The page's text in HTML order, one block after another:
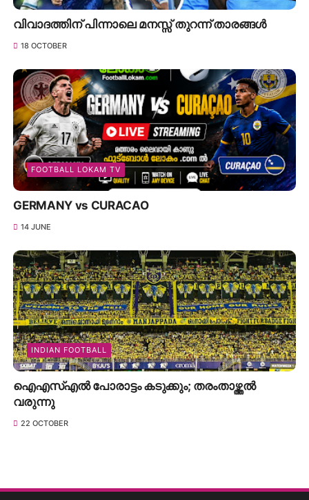
വിവാദത്തിന് പിന്നാലെ മനസ്സ് തുറന്ന് താരങ്ങൾ
18 OCTOBER
FOOTBALL LOKAM TV
GERMANY vs CURACAO
14 JUNE
INDIAN FOOTBALL
ഐഎസ്എൽ പോരാട്ടം കടുക്കും; തരംതാഴ്ത്തൽ
വരുന്നു
22 OCTOBER